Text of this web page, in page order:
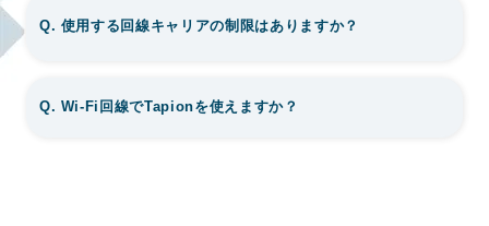
Q. 使用する回線キャリアの制限はありますか？
Q. Wi-Fi回線でTapionを使えますか？